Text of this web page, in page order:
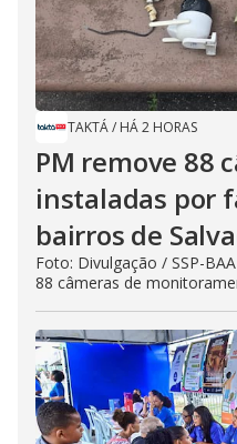
TAKTÁ/ HÁ 2 HORAS
PM remove 88
instaladas por
bairros de
Foto: Divulgação / SSP-
88 câmeras de